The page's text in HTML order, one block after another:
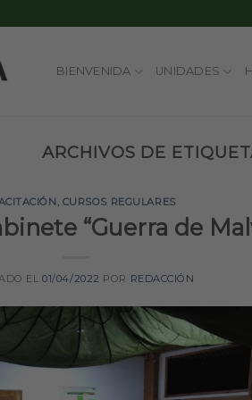
BIENVENIDA UNIDADES
ARCHIVOS DE
, CURSOS REGULARES
“Guerra de
EL01/04/2022 POR REDACCIÓN